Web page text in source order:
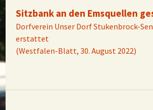
Sitzbank an den Emsquellen
Dorfverein Unser Dorf Stukenbrock-
erstattet
(Westfalen-Blatt, 30. August 2022)